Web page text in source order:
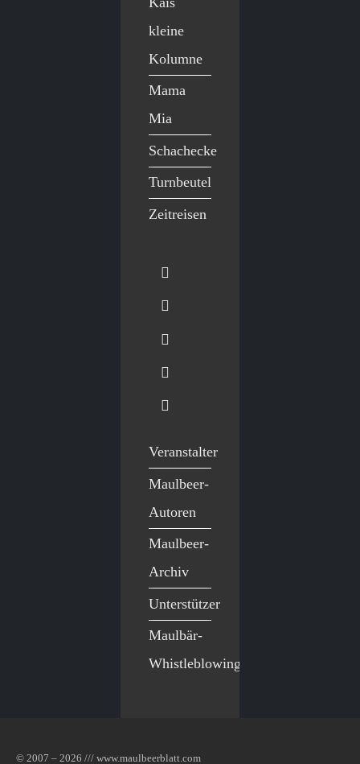
kleine
Kolumne
Mama
Mia
Schachecke
Turnbeutel
Zeitreisen
Veranstalter
Maulbeer-
Autoren
Maulbeer-
Archiv
Unterstützer
Maulbär-
Whistleblowing
© 2007 – 2026 /// www.maulbeerblatt.com